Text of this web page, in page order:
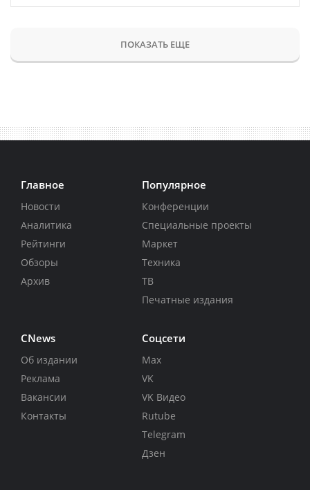
ПОКАЗАТЬ ЕЩЕ
Главное
Новости
Аналитика
Рейтинги
Обзоры
Архив
Популярное
Конференции
Специальные проекты
Маркет
Техника
ТВ
Печатные издания
CNews
Об издании
Реклама
Вакансии
Контакты
Соцсети
Max
VK
VK Видео
Rutube
Telegram
Дзен